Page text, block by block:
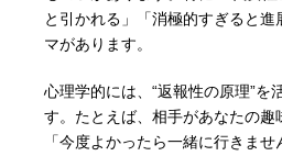
と引かれる」「消極的すぎると
マがあります。
心理学的には、“返報性の原理”を
す。たとえば、相手があなたの趣
「今度よかったら一緒に行きま